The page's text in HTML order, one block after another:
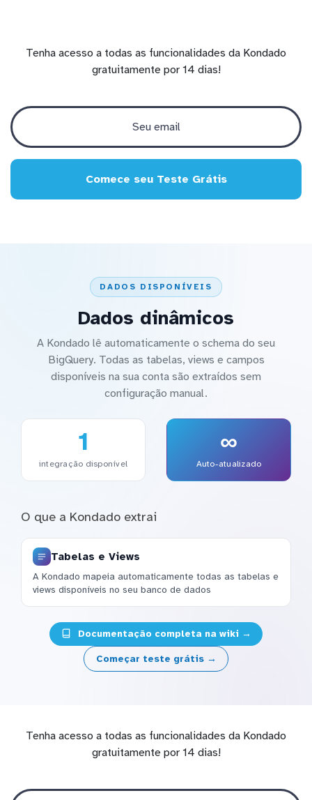
Tenha acesso a todas as funcionalidades da Kondado
gratuitamente por 14 dias!
Comece seu Teste Grátis
DADOS DISPONÍVEIS
Dados dinâmicos
A Kondado lê automaticamente o schema do seu
BigQuery. Todas as tabelas, views e campos
disponíveis na sua conta são extraídos sem
configuração manual.
1
integração disponível
∞
Auto-atualizado
O que a Kondado extrai
Tabelas e Views
A Kondado mapeia automaticamente todas as tabelas e
views disponíveis no seu banco de dados
Documentação completa na wiki →
Começar teste grátis →
Tenha acesso a todas as funcionalidades da Kondado
gratuitamente por 14 dias!